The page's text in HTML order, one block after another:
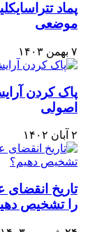
پماد
موضعی
۷ بهمن ۱۴۰۳
پاک کردن
اصولی
۲ آبان ۱۴۰۲
تاریخ
را تشخیص